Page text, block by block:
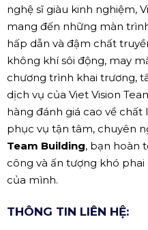
nghệ sĩ giàu kinh nghiệm,
mang đến những màn
hấp dẫn và đậm chất
không khí sôi động, may
chương trình khai trương,
dịch vụ của Viet Vision
hàng đánh giá cao về
phục vụ tận tâm, chuyên
Team Building, bạn hoàn
công và ấn tượng khó
của mình.
THÔNG TIN LIÊN HỆ: